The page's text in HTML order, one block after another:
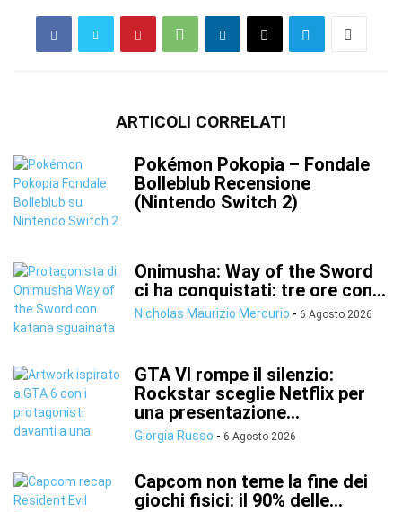
ARTICOLI CORRELATI
Pokémon Pokopia – Fondale
Bolleblub Recensione
(Nintendo Switch 2)
Onimusha: Way of the Sword
ci ha conquistati: tre ore con...
Nicholas Maurizio Mercurio - 6 Agosto 2026
GTA VI rompe il silenzio:
Rockstar sceglie Netflix per
una presentazione...
Giorgia Russo - 6 Agosto 2026
Capcom non teme la fine dei
giochi fisici: il 90% delle...